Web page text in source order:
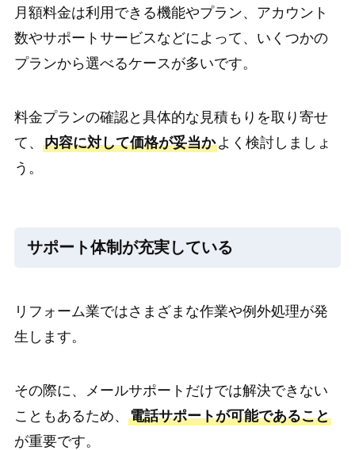
月額料金は利用できる機能やプラン、アカウント
数やサポートサービスなどによって、いくつかの
プランから選べるケースが多いです。
料金プランの確認と具体的な見積もりを取り寄せ
て、 内容に対して価格が妥当かよく検討しましょ
う。
サポート体制が充実している
リフォーム業ではさまざまな作業や例外処理が発
生します。
その際に、メールサポートだけでは解決できない
こともあるため、 電話サポートが可能であること
が重要です。